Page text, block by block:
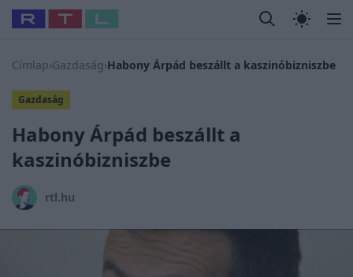
Legfrissebb RTL Híradó Randi Celeb
Babits Marcella Most Wanted #Gallusz
Címlap›Gazdaság›Habony Árpád beszállt a kaszinóbizniszbe
Gazdaság
Habony Árpád beszállt a
kaszinóbizniszbe
rtl.hu